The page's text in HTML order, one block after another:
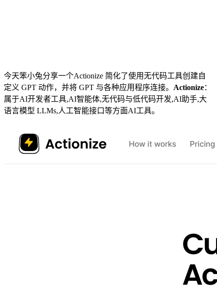
今天笨小兔分享一个Actionize 简化了使用无代码工具创建自
定义 GPT 动作，并将 GPT 与各种应用程序连接。 Actionize：
属于AI开发者工具,AI智能体,无代码与低代码开发,AI助手,大
语言模型 LLMs,人工智能接口等方面AI工具。